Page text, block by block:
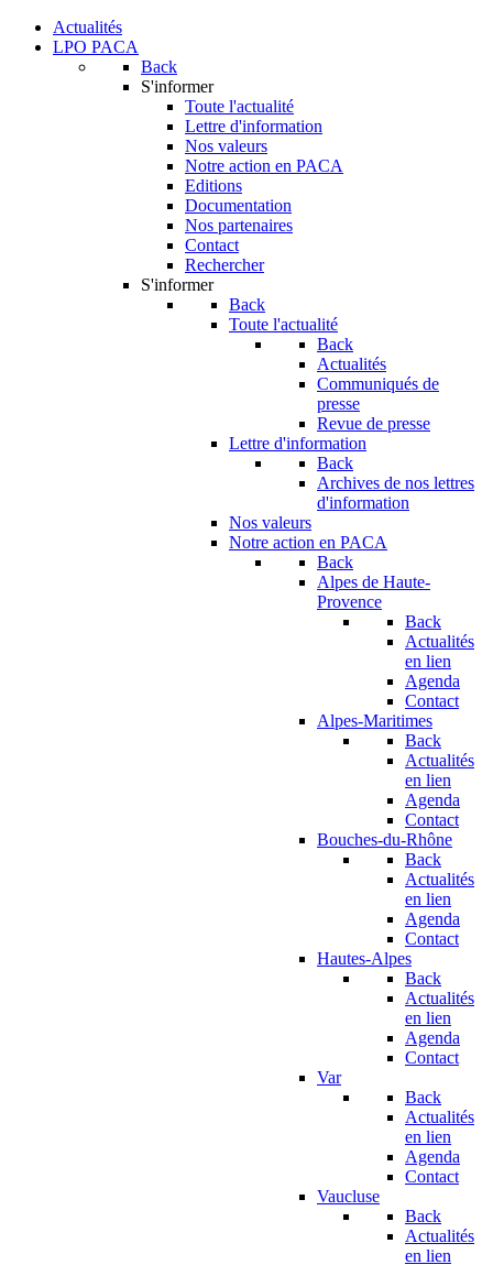
Actualités
LPO PACA
Back
S'informer
Toute l'actualité
Lettre d'information
Nos valeurs
Notre action en PACA
Editions
Documentation
Nos partenaires
Contact
Rechercher
S'informer
Back
Toute l'actualité
Back
Actualités
Communiqués de
presse
Revue de presse
Lettre d'information
Back
Archives de nos lettres
d'information
Nos valeurs
Notre action en PACA
Back
Alpes de Haute-
Provence
Back
Actualités
en lien
Agenda
Contact
Alpes-Maritimes
Back
Actualités
en lien
Agenda
Contact
Bouches-du-Rhône
Back
Actualités
en lien
Agenda
Contact
Hautes-Alpes
Back
Actualités
en lien
Agenda
Contact
Var
Back
Actualités
en lien
Agenda
Contact
Vaucluse
Back
Actualités
en lien